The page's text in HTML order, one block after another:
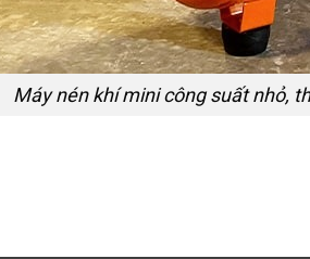
Máy nén khí mini công suất nhỏ,